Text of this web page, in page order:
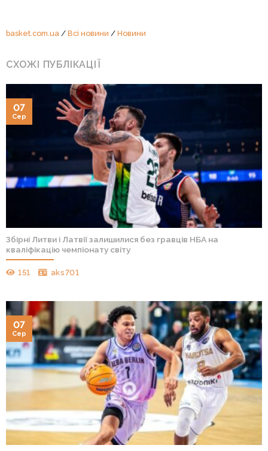
basket.com.ua/ Всі новини / Новини
СХОЖІ ПУБЛІКАЦІЇ
Збірні Литви і Латвії залишилися без гравців НБА на
кваліфікацію чемпіонату світу
151 aks701
07
Сер
07
Сер